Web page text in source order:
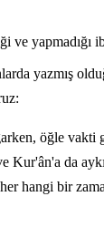
yazmış
öğle
da
hangi bir